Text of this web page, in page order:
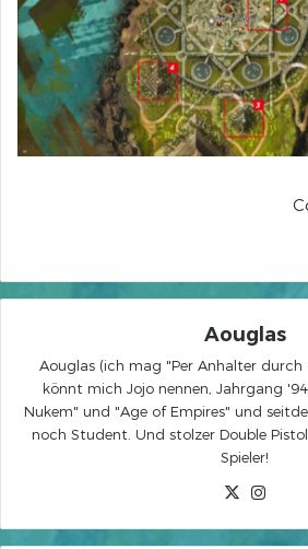
Aouglas
Aouglas (ich mag "Per Anhalter durch
könnt mich Jojo nennen, Jahrgang
Nukem" und "Age of Empires" und
noch Student. Und stolzer Double
Spieler!
X